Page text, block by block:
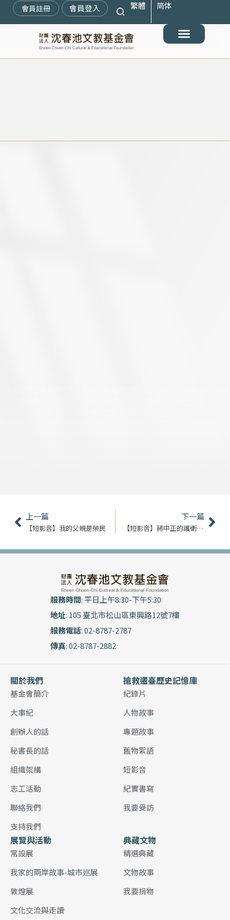
會員註冊 會員登入 繁體 简体
上一頁
上一篇
【短影音】我的父親是榮民
下一篇
【短影音】蔣中正的護衛憲兵｜夏範禮
下
服務時間: 平日上午8:30-下午5:30
地址: 105 臺北市松山區東興路12號7樓
服務電話: 02-8787-2787
傳真: 02-8787-2882
關於我們
基金會簡介
大事紀
創辦人的話
秘書長的話
組織架構
志工活動
聯絡我們
支持我們
搶救遷臺歷史記憶庫
紀錄片
人物故事
專題故事
舊物絮語
短影音
紀實書寫
我要受訪
展覽與活動
常設展
我家的兩岸故事-城市巡展
敦煌展
文化交流與走讀
典藏文物
精選典藏
文物故事
我要捐物